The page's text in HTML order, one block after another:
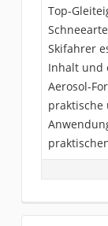
Top-
Skifahrer
Inhalt und
Aerosol-
praktische